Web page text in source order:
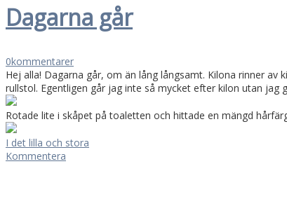
Dagarna går
0kommentarer
Hej alla! Dagarna går, om än lång långsamt. Kilona rinner
rullstol. Egentligen går jag inte så mycket efter kilon utan jag
Rotade lite i skåpet på toaletten och hittade en mängd
I det lilla och stora
Kommentera